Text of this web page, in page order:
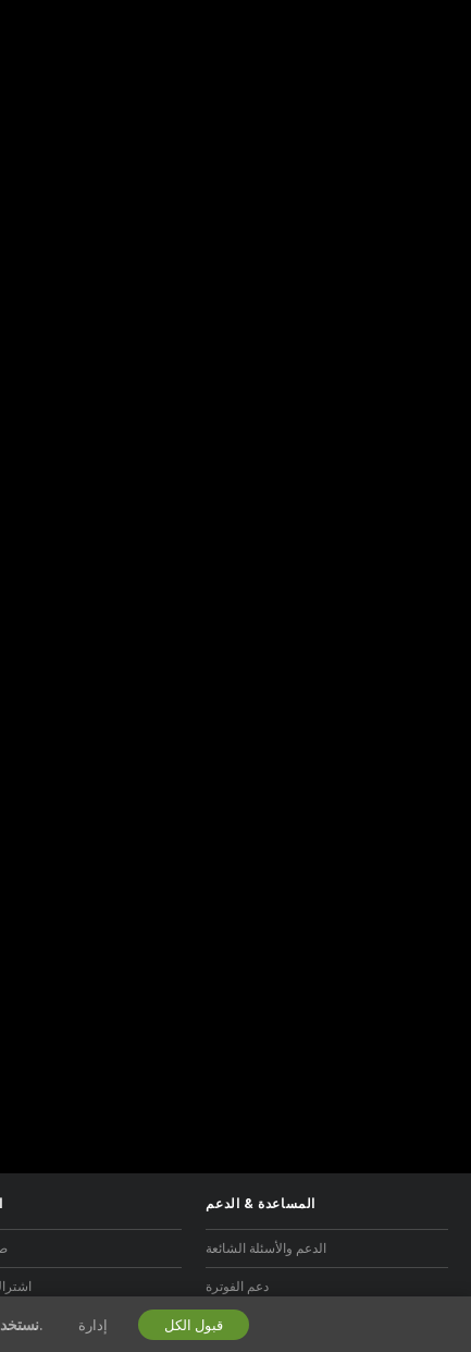
برنامج التسويق
المساعدة& الدعم
الدعم والأسئلة الشائعة
دعم الفوترة
الخاصة بنا. إدارة قبول الكل